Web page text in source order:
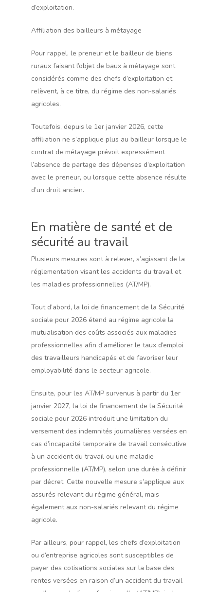
d’exploitation.
Affiliation des bailleurs à métayage
Pour rappel, le preneur et le bailleur de biens
ruraux faisant l’objet de baux à métayage sont
considérés comme des chefs d’exploitation et
relèvent, à ce titre, du régime des non-salariés
agricoles.
Toutefois, depuis le 1er janvier 2026, cette
affiliation ne s’applique plus au bailleur lorsque le
contrat de métayage prévoit expressément
l’absence de partage des dépenses d’exploitation
avec le preneur, ou lorsque cette absence résulte
d’un droit ancien.
En matière de santé et de
sécurité au travail
Plusieurs mesures sont à relever, s’agissant de la
réglementation visant les accidents du travail et
les maladies professionnelles (AT/MP).
Tout d’abord, la loi de financement de la Sécurité
sociale pour 2026 étend au régime agricole la
mutualisation des coûts associés aux maladies
professionnelles afin d’améliorer le taux d’emploi
des travailleurs handicapés et de favoriser leur
employabilité dans le secteur agricole.
Ensuite, pour les AT/MP survenus à partir du 1er
janvier 2027, la loi de financement de la Sécurité
sociale pour 2026 introduit une limitation du
versement des indemnités journalières versées en
cas d’incapacité temporaire de travail consécutive
à un accident du travail ou une maladie
professionnelle (AT/MP), selon une durée à définir
par décret. Cette nouvelle mesure s’applique aux
assurés relevant du régime général, mais
également aux non-salariés relevant du régime
agricole.
Par ailleurs, pour rappel, les chefs d’exploitation
ou d’entreprise agricoles sont susceptibles de
payer des cotisations sociales sur la base des
rentes versées en raison d’un accident du travail